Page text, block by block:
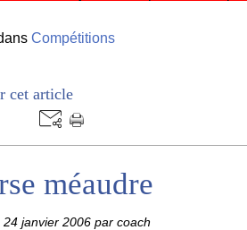
Compétitions
cet article
méaudre
24 janvier 2006 par coach